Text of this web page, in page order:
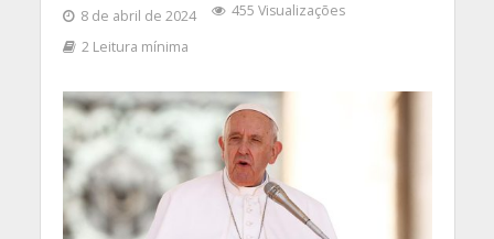
8 de abril de 2024
455 Visualizações
2 Leitura mínima